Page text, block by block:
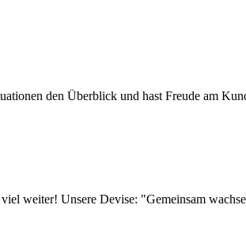
den Überblick und hast Freude am
weiter! Unsere Devise: "Gemeinsam